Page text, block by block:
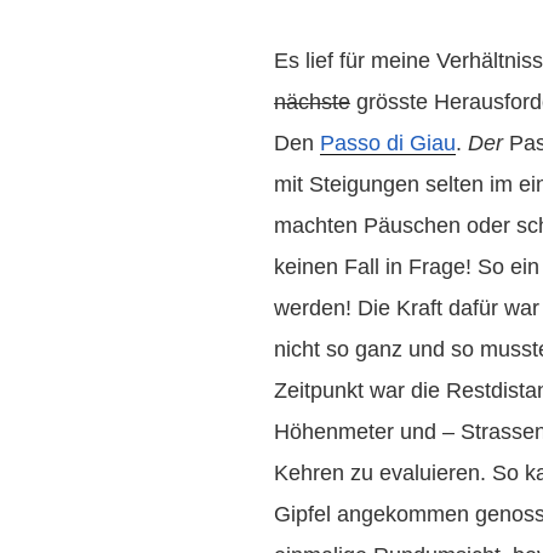
Es lief für meine
nächste grösste
Den Passo di Giau. Der
mit Steigungen selten im
machten Päuschen oder
keinen Fall in Frage! So
werden! Die Kraft dafür
nicht so ganz und so
Zeitpunkt war die
Höhenmeter und –
Kehren zu evaluieren. So
Gipfel angekommen